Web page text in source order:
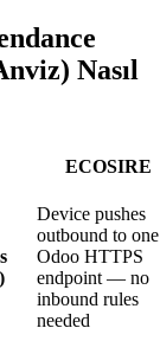
Nasıl
ECOSIRE
Device pushes
outbound to one
Odoo HTTPS
endpoint — no
inbound rules
needed